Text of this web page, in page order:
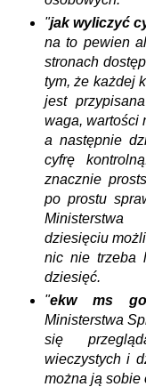
"jak wyliczyć
na to pewien
stronach
tym, że każdej
jest
waga, wartości
a następnie
cyfrę
znacznie
po prostu
Ministerstwa
dziesięciu
nic nie trzeba
dziesięć.
"ekw ms
Ministerstwa
się
wieczystych i
można ją sobie